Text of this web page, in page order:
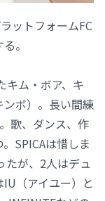
ットフォームFC
。
キム・ボア、キ
ンボ）。長い間練
歌、ダンス、作
SPICAは惜しま
たが、2人はデュ
（アイユー）と